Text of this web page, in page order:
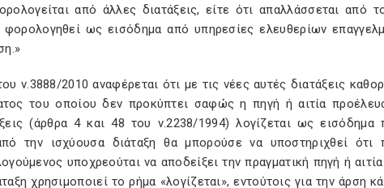
από άλλες διατάξεις, είτε ότι απαλλάσσεται από
φορολογηθεί ως εισόδημα από υπηρεσίες ελευθερίων
ν.3888/2010 αναφέρεται ότι με τις νέες αυτές διατάξεις
του οποίου δεν προκύπτει σαφώς η πηγή ή αιτία
(άρθρα 4 και 48 του ν.2238/1994) λογίζεται ως εισόδημα
την ισχύουσα διάταξη θα μπορούσε να υποστηριχθεί ότι
υποχρεούται να αποδείξει την πραγματική πηγή ή
χρησιμοποιεί το ρήμα «λογίζεται», εντούτοις για την άρση